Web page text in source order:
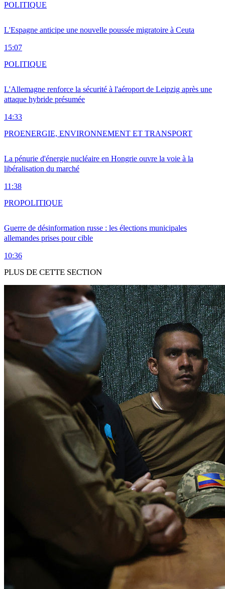
L'Espagne anticipe une nouvelle poussée migratoire à Ceuta
15:07
POLITIQUE
L'Allemagne renforce la sécurité à l'aéroport de Leipzig après une
attaque hybride présumée
14:33
POLITIQUE
La pénurie d'énergie nucléaire en Hongrie ouvre la voie à la
libéralisation du marché
11:38
PROENERGIE, ENVIRONNEMENT ET TRANSPORT
Guerre de désinformation russe : les élections municipales
allemandes prises pour cible
10:36
PROPOLITIQUE
PLUS DE CETTE SECTION